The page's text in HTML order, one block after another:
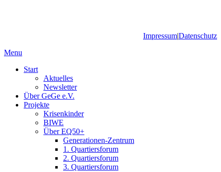
Impressum|Datenschutz
Menu
Start
Aktuelles
Newsletter
Über GeGe e.V.
Projekte
Krisenkinder
BIWE
Über EQ50+
Generationen-Zentrum
1. Quartiersforum
2. Quartiersforum
3. Quartiersforum